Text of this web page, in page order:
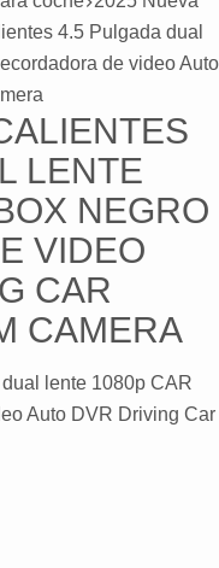
4.5 Pulgada dual
de video Auto
LENTE
NEGRO
VIDEO
CAR
CAMERA
lente 1080p CAR
Auto DVR Driving Car